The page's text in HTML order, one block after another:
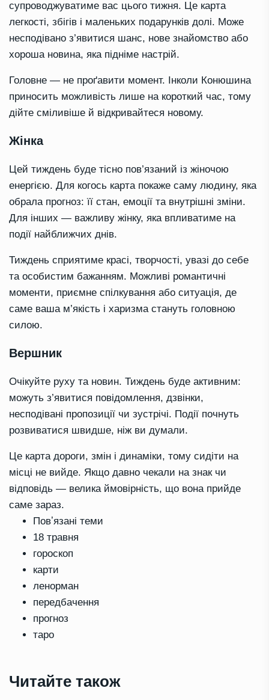
супроводжуватиме вас цього тижня. Це карта
легкості, збігів і маленьких подарунків долі. Може
несподівано з’явитися шанс, нове знайомство або
хороша новина, яка підніме настрій.
Головне — не проґавити момент. Інколи Конюшина
приносить можливість лише на короткий час, тому
дійте сміливіше й відкривайтеся новому.
Жінка
Цей тиждень буде тісно пов’язаний із жіночою
енергією. Для когось карта покаже саму людину, яка
обрала прогноз: її стан, емоції та внутрішні зміни.
Для інших — важливу жінку, яка впливатиме на
події найближчих днів.
Тиждень сприятиме красі, творчості, увазі до себе
та особистим бажанням. Можливі романтичні
моменти, приємне спілкування або ситуація, де
саме ваша м’якість і харизма стануть головною
силою.
Вершник
Очікуйте руху та новин. Тиждень буде активним:
можуть з’явитися повідомлення, дзвінки,
несподівані пропозиції чи зустрічі. Події почнуть
розвиватися швидше, ніж ви думали.
Це карта дороги, змін і динаміки, тому сидіти на
місці не вийде. Якщо давно чекали на знак чи
відповідь — велика ймовірність, що вона прийде
саме зараз.
Повʼязані теми
18 травня
гороскоп
карти
ленорман
передбачення
прогноз
таро
Читайте також